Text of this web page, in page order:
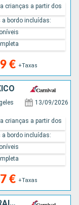
€ +Taxas
crianças a partir dos
a bordo incluídas:
13/09/2026
€ +Taxas
crianças a partir dos
a bordo incluídas: